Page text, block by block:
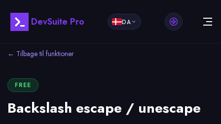
DevSuite Pro DA
← Tilbage til funktioner
FREE
Backslash escape / unescape